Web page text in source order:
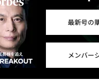
最新号の
メンバー